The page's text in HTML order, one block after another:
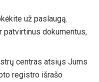
už paslaugą.
patvirtinus dokumentus,
centras atsiųs Jums
registro išrašo